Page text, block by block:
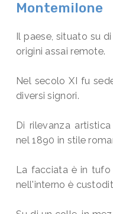
Montemilone
Il paese, situato su
origini assai remote.
Nel secolo XI fu
diversi signori.
Di rilevanza
nel 1890 in stile
La facciata è in
nell'interno è